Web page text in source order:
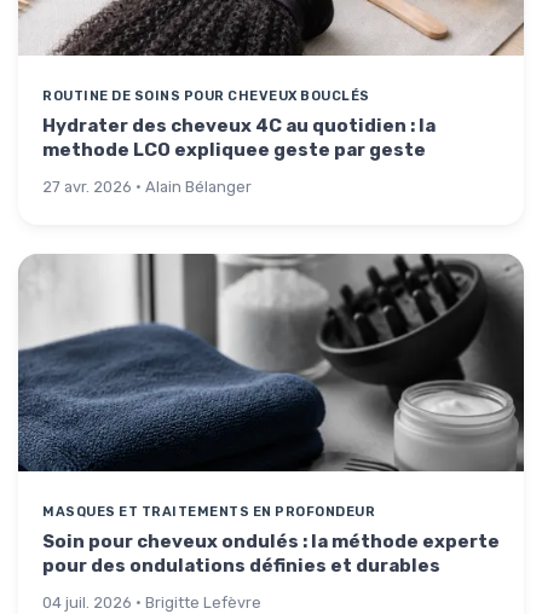
ROUTINE DE SOINS POUR CHEVEUX BOUCLÉS
Hydrater des cheveux 4C au quotidien : la
methode LCO expliquee geste par geste
27 avr. 2026 · Alain Bélanger
MASQUES ET TRAITEMENTS EN PROFONDEUR
Soin pour cheveux ondulés : la méthode experte
pour des ondulations définies et durables
04 juil. 2026 · Brigitte Lefèvre